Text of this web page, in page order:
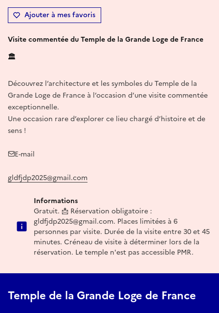
Ajouter à mes favoris
Visite commentée du Temple de la Grande Loge de France
🏛️
Découvrez l’architecture et les symboles du Temple de la
Grande Loge de France à l’occasion d’une visite commentée
exceptionnelle.
Une occasion rare d’explorer ce lieu chargé d’histoire et de
sens !
E-mail
gldfjdp2025@gmail.com
Informations
Gratuit. 📩 Réservation obligatoire :
gldfjdp2025@gmail.com. Places limitées à 6
personnes par visite. Durée de la visite entre 30 et 45
minutes. Créneau de visite à déterminer lors de la
réservation. Le temple n'est pas accessible PMR.
Temple de la Grande Loge de France